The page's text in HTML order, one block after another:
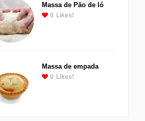
Massa de Pão de ló
0 Likes!
Massa de empada
0 Likes!